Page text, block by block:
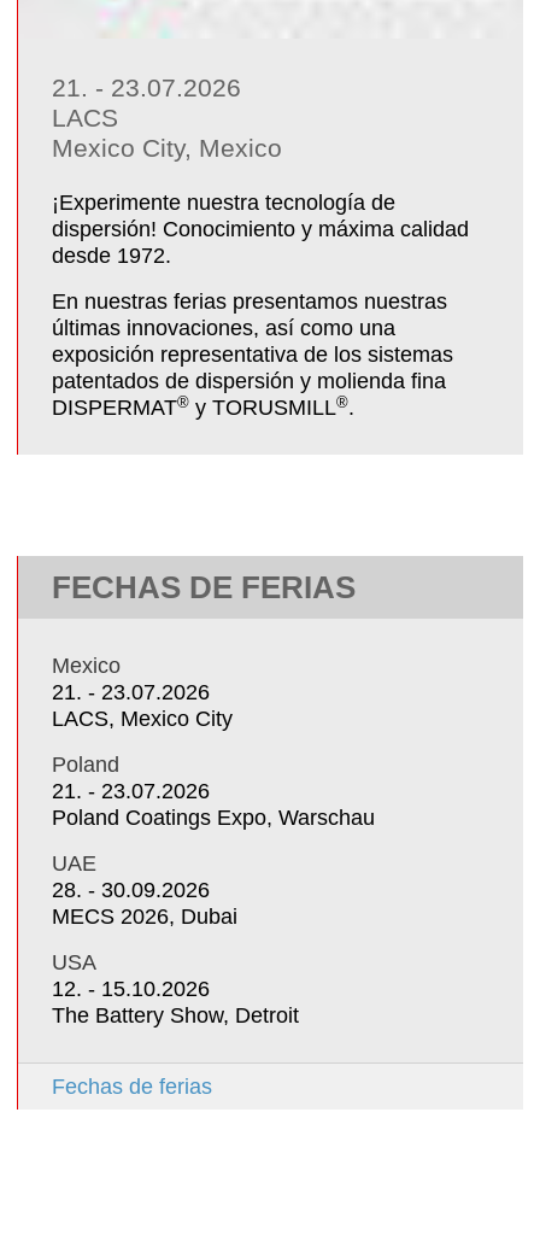
21. - 23.07.2026
LACS
Mexico City, Mexico
¡Experimente nuestra tecnología de
dispersión! Conocimiento y máxima calidad
desde 1972.
En nuestras ferias presentamos nuestras
últimas innovaciones, así como una
exposición representativa de los sistemas
patentados de dispersión y molienda fina
DISPERMAT® y TORUSMILL®.
FECHAS DE FERIAS
Mexico
21. - 23.07.2026
LACS, Mexico City
Poland
21. - 23.07.2026
Poland Coatings Expo, Warschau
UAE
28. - 30.09.2026
MECS 2026, Dubai
USA
12. - 15.10.2026
The Battery Show, Detroit
Fechas de ferias